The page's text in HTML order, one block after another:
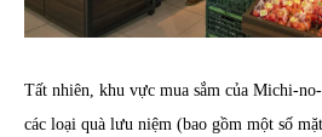
Tất nhiên, khu vực mua sắm của Michi-
các loại quà lưu niệm (bao gồm một số